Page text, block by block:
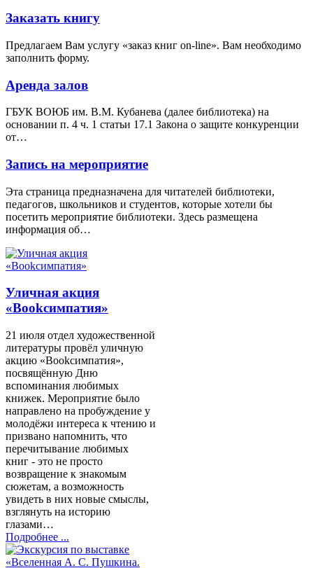
Заказать книгу
Предлагаем Вам услугу «заказ книг on-line». Вам необходимо
заполнить форму.
Аренда залов
ГБУК ВОЮБ им. В.М. Кубанева (далее библиотека) на
основании п. 4 ч. 1 статьи 17.1 Закона о защите конкуренции
от…
Запись на мероприятие
Эта страница предназначена для читателей библиотеки,
педагогов, школьников и студентов, которые хотели бы
посетить мероприятие библиотеки. Здесь размещена
информация об…
Уличная акция
«Bookсимпатия»
21 июля отдел художественной
литературы провёл уличную
акцию «Bookсимпатия»,
посвящённую Дню
вспоминания любимых
книжек. Мероприятие было
направлено на пробуждение у
молодёжи интереса к чтению и
призвано напомнить, что
перечитывание любимых
книг - это не просто
возвращение к знакомым
сюжетам, а возможность
увидеть в них новые смыслы,
взглянуть на историю
глазами…
Подробнее ...